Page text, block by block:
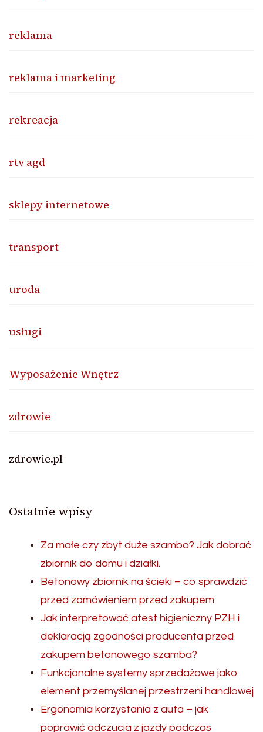
reklama
reklama i marketing
rekreacja
rtv agd
sklepy internetowe
transport
uroda
usługi
Wyposażenie Wnętrz
zdrowie
zdrowie.pl
Ostatnie wpisy
Za małe czy zbyt duże szambo? Jak dobrać
zbiornik do domu i działki.
Betonowy zbiornik na ścieki – co sprawdzić
przed zamówieniem przed zakupem
Jak interpretować atest higieniczny PZH i
deklaracją zgodności producenta przed
zakupem betonowego szamba?
Funkcjonalne systemy sprzedażowe jako
element przemyślanej przestrzeni handlowej
Ergonomia korzystania z auta – jak
poprawić odczucia z jazdy podczas